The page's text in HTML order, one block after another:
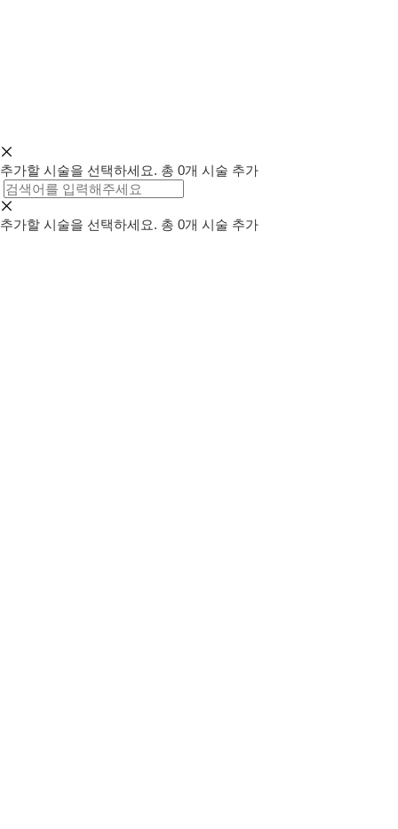
추가할 시술을 선택하세요. 총 0개 시술 추가
추가할 시술을 선택하세요. 총 0개 시술 추가